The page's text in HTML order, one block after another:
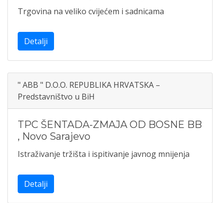
Trgovina na veliko cvijećem i sadnicama
Detalji
" ABB " D.O.O. REPUBLIKA HRVATSKA –
Predstavništvo u BiH
TPC ŠENTADA-ZMAJA OD BOSNE BB
, Novo Sarajevo
Istraživanje tržišta i ispitivanje javnog mnijenja
Detalji